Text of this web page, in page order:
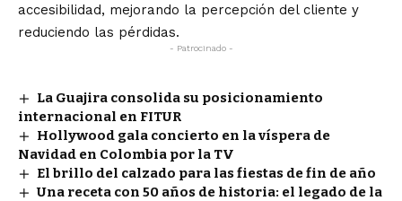
accesibilidad, mejorando la percepción del cliente y
reduciendo las pérdidas.
- Patrocinado -
La Guajira consolida su posicionamiento
internacional en FITUR
Hollywood gala concierto en la víspera de
Navidad en Colombia por la TV
El brillo del calzado para las fiestas de fin de año
Una receta con 50 años de historia: el legado de la